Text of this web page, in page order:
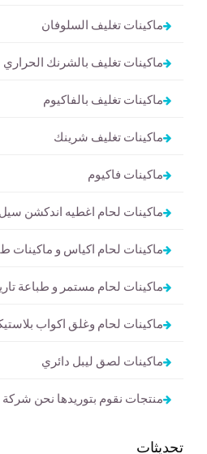
ماكينات تغليف السلوفان
ماكينات تغليف بالشرنك الحراري
ماكينات تغليف بالفاكيوم
ماكينات تغليف شرينك
ماكينات فاكيوم
ماكينات لحام اغطيه اندكشن
ماكينات لحام اكياس و ماكينات
ماكينات لحام مستمر و طباعة
ماكينات لحام وغلق اكواب
ماكينات لصق ليبل دائري
منتجات نقوم بتوريدها نحن
تحديثات